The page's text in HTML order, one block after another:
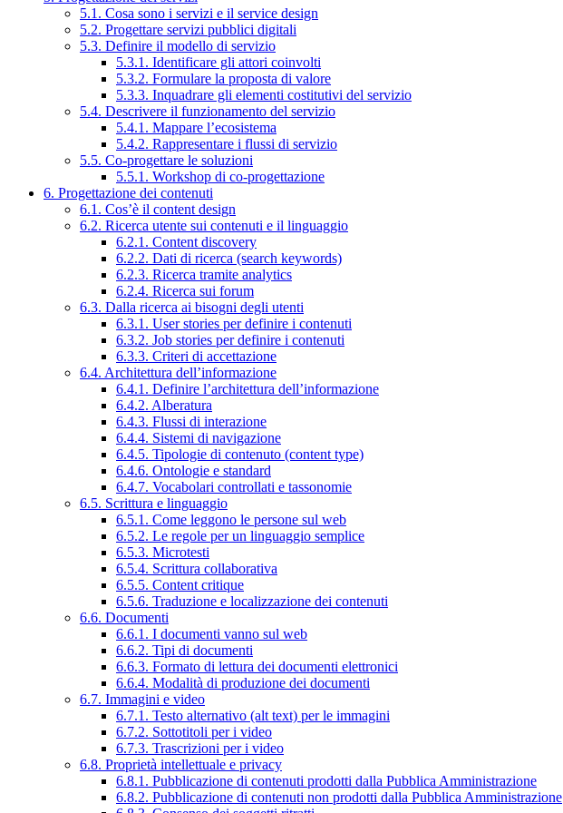
5.1. Cosa sono i servizi e il service design
5.2. Progettare servizi pubblici digitali
5.3. Definire il modello di servizio
5.3.1. Identificare gli attori coinvolti
5.3.2. Formulare la proposta di valore
5.3.3. Inquadrare gli elementi costitutivi del servizio
5.4. Descrivere il funzionamento del servizio
5.4.1. Mappare l’ecosistema
5.4.2. Rappresentare i flussi di servizio
5.5. Co-progettare le soluzioni
5.5.1. Workshop di co-progettazione
6. Progettazione dei contenuti
6.1. Cos’è il content design
6.2. Ricerca utente sui contenuti e il linguaggio
6.2.1. Content discovery
6.2.2. Dati di ricerca (search keywords)
6.2.3. Ricerca tramite analytics
6.2.4. Ricerca sui forum
6.3. Dalla ricerca ai bisogni degli utenti
6.3.1. User stories per definire i contenuti
6.3.2. Job stories per definire i contenuti
6.3.3. Criteri di accettazione
6.4. Architettura dell’informazione
6.4.1. Definire l’architettura dell’informazione
6.4.2. Alberatura
6.4.3. Flussi di interazione
6.4.4. Sistemi di navigazione
6.4.5. Tipologie di contenuto (content type)
6.4.6. Ontologie e standard
6.4.7. Vocabolari controllati e tassonomie
6.5. Scrittura e linguaggio
6.5.1. Come leggono le persone sul web
6.5.2. Le regole per un linguaggio semplice
6.5.3. Microtesti
6.5.4. Scrittura collaborativa
6.5.5. Content critique
6.5.6. Traduzione e localizzazione dei contenuti
6.6. Documenti
6.6.1. I documenti vanno sul web
6.6.2. Tipi di documenti
6.6.3. Formato di lettura dei documenti elettronici
6.6.4. Modalità di produzione dei documenti
6.7. Immagini e video
6.7.1. Testo alternativo (alt text) per le immagini
6.7.2. Sottotitoli per i video
6.7.3. Trascrizioni per i video
6.8. Proprietà intellettuale e privacy
6.8.1. Pubblicazione di contenuti prodotti dalla Pubblica Amministrazione
6.8.2. Pubblicazione di contenuti non prodotti dalla Pubblica Amministrazione